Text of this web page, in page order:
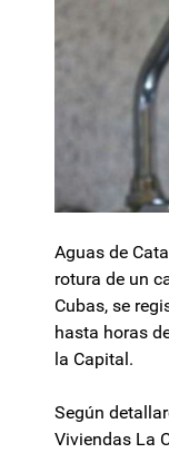
Aguas de
rotura de un
Cubas, se
hasta horas
la Capital.
Según
Viviendas La